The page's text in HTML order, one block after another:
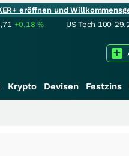
eröffnen und
+0,18% US Tech 100
Krypto Devisen Festzins